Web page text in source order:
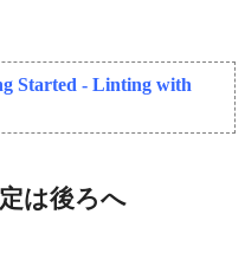
Started - Linting with
は後ろへ